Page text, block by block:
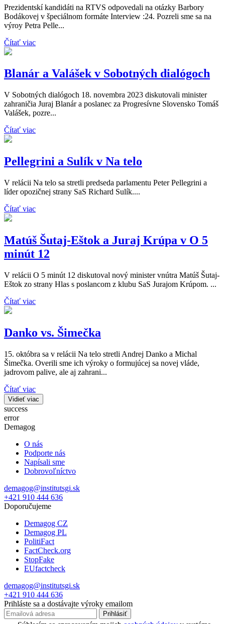
Prezidentskí kandidáti na RTVS odpovedali na otázky Barbory
Bodákovej v špeciálnom formáte Interview :24. Pozreli sme sa na
výroy Petra Pelle...
Čítať viac
Blanár a Valášek v Sobotných dialógoch
V Sobotných dialógoch 18. novembra 2023 diskutovali minister
zahraničia Juraj Blanár a poslanec za Progresívne Slovensko Tomáš
Valášek, pozre...
Čítať viac
Pellegrini a Sulík v Na telo
V relácii Na telo sa stretli predseda parlamentu Peter Pellegrini a
líder opozičnej strany SaS Richard Sulík....
Čítať viac
Matúš Šutaj-Eštok a Juraj Krúpa v O 5
minút 12
V relácii O 5 minút 12 diskutoval nový minister vnútra Matúš Šutaj-
Eštok zo strany Hlas s poslancom z klubu SaS Jurajom Krúpom. ...
Čítať viac
Danko vs. Šimečka
15. októbra sa v relácii Na telo stretli Andrej Danko a Michal
Šimečka. Overili sme ich výroky o formujúcej sa novej vláde,
jadrovom palive, ale aj zahrani...
Čítať viac
Vidieť viac
success
error
Demagog
O nás
Podporte nás
Napísali sme
Dobrovoľníctvo
demagog@institutsgi.sk
+421 910 444 636
Doporučujeme
Demagog CZ
Demagog PL
PolitiFact
FactCheck.org
StopFake
EUfactcheck
demagog@institutsgi.sk
+421 910 444 636
Prihláste sa a dostávajte výroky emailom
Prihlásiť